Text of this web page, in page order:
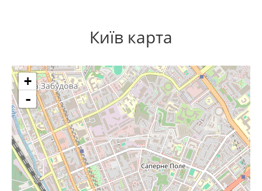
Київ карта
+
-